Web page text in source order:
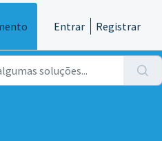
Entrar Registrar